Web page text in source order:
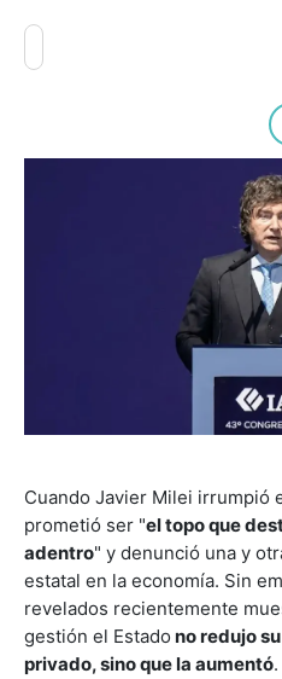
Cuando Javier Milei irrumpió
prometió ser "el topo que
adentro" y denunció una y
estatal en la economía. Sin
revelados recientemente
gestión el Estado no redujo
privado, sino que la aumentó.